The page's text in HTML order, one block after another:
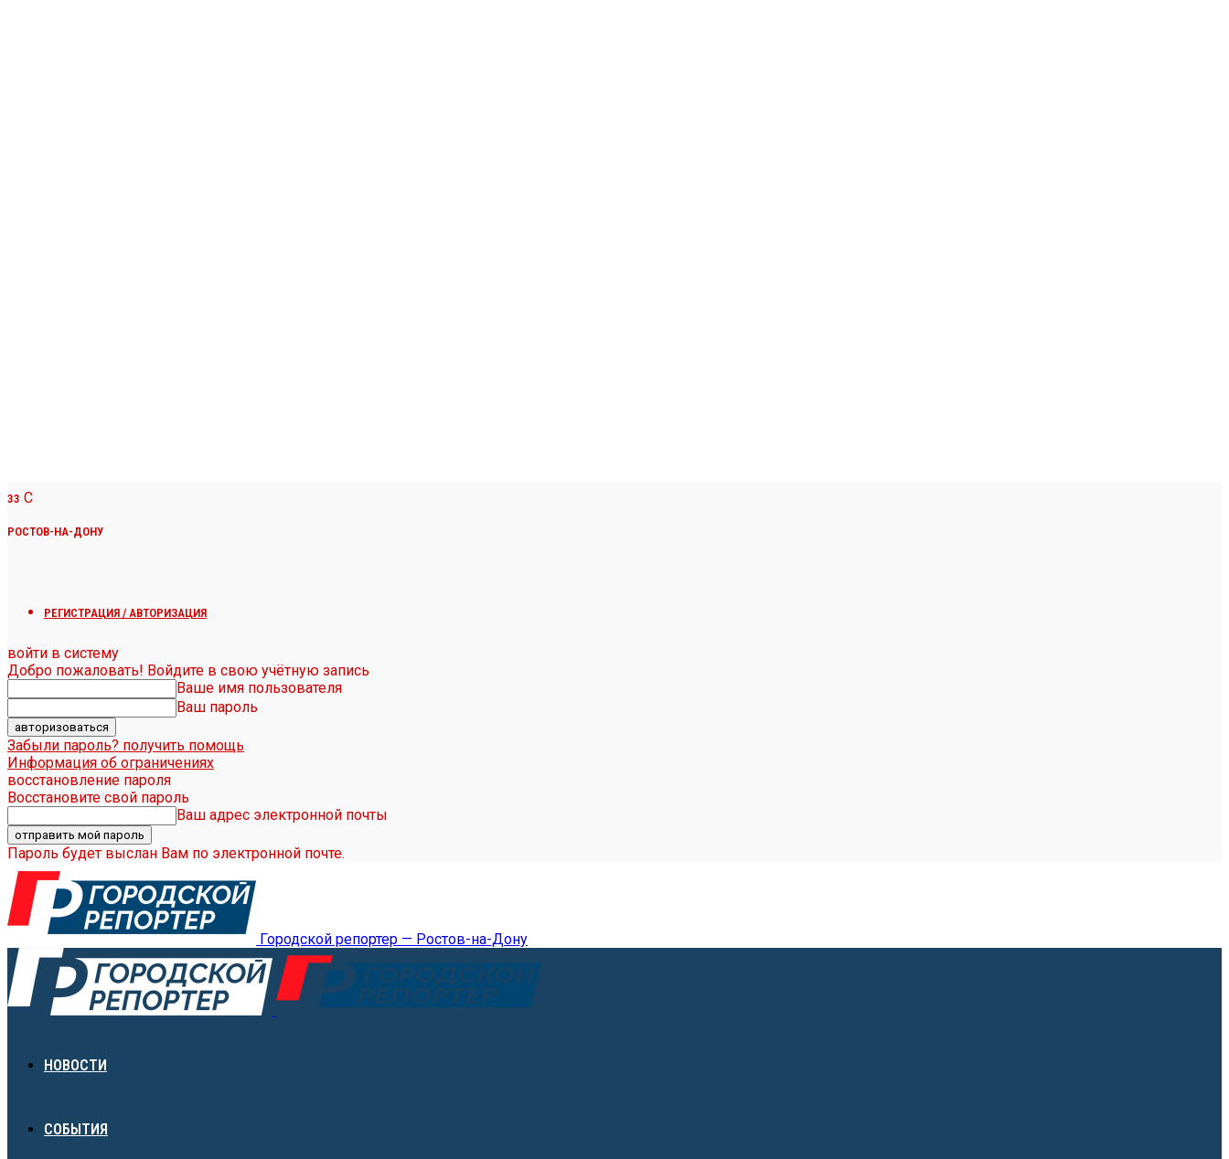
33 C
РОСТОВ-НА-ДОНУ
РЕГИСТРАЦИЯ / АВТОРИЗАЦИЯ
войти в систему
Добро пожаловать! Войдите в свою учётную запись
Ваше имя пользователя
Ваш пароль
Забыли пароль? получить помощь
Информация об ограничениях
восстановление пароля
Восстановите свой пароль
Ваш адрес электронной почты
Пароль будет выслан Вам по электронной почте.
Городской репортер — Ростов-на-Дону
НОВОСТИ
СОБЫТИЯ